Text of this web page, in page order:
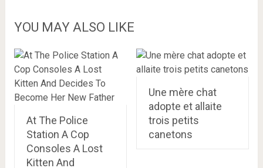
YOU MAY ALSO LIKE
At The Police
Station A Cop
Consoles A Lost
Kitten And
Une mère chat
adopte et allaite
trois petits
canetons